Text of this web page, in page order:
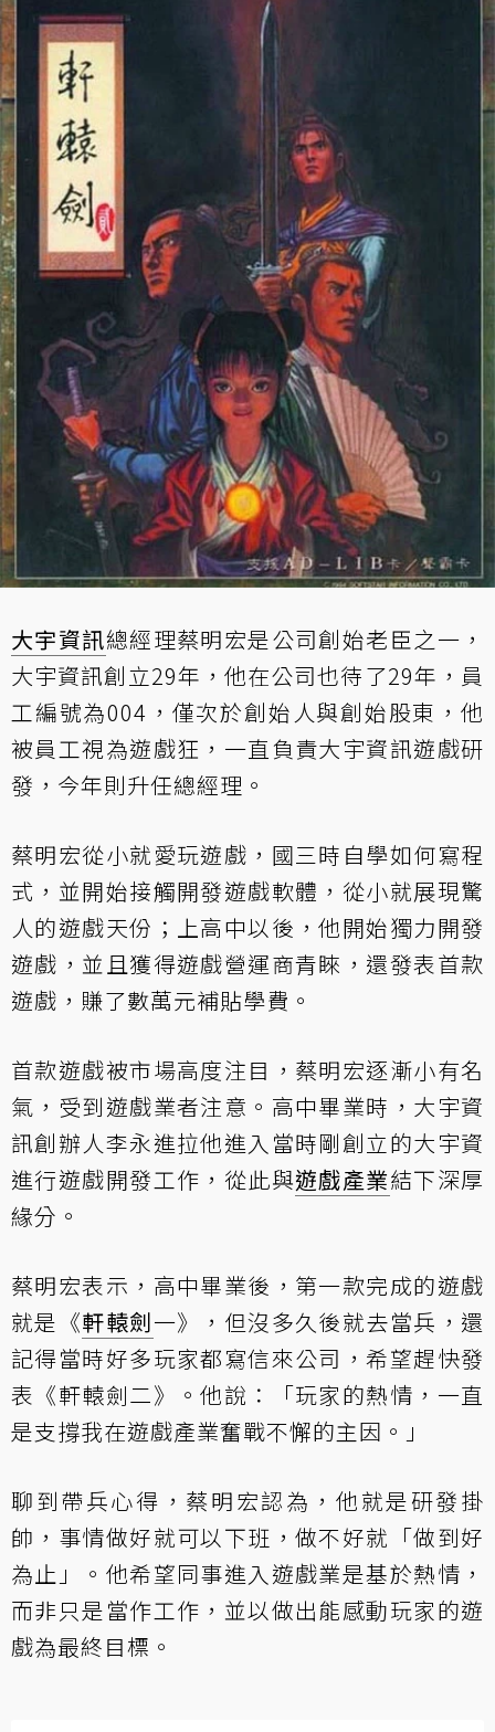
大宇資訊總經理蔡明宏是公司創始老臣之一，
大宇資訊創立29年，他在公司也待了29年，員
工編號為004，僅次於創始人與創始股東，他
被員工視為遊戲狂，一直負責大宇資訊遊戲研
發，今年則升任總經理。
蔡明宏從小就愛玩遊戲，國三時自學如何寫程
式，並開始接觸開發遊戲軟體，從小就展現驚
人的遊戲天份；上高中以後，他開始獨力開發
遊戲，並且獲得遊戲營運商青睞，還發表首款
遊戲，賺了數萬元補貼學費。
首款遊戲被市場高度注目，蔡明宏逐漸小有名
氣，受到遊戲業者注意。高中畢業時，大宇資
訊創辦人李永進拉他進入當時剛創立的大宇資
進行遊戲開發工作，從此與遊戲產業結下深厚
緣分。
蔡明宏表示，高中畢業後，第一款完成的遊戲
就是《軒轅劍一》，但沒多久後就去當兵，還
記得當時好多玩家都寫信來公司，希望趕快發
表《軒轅劍二》。他說：「玩家的熱情，一直
是支撐我在遊戲產業奮戰不懈的主因。」
聊到帶兵心得，蔡明宏認為，他就是研發掛
帥，事情做好就可以下班，做不好就「做到好
為止」。他希望同事進入遊戲業是基於熱情，
而非只是當作工作，並以做出能感動玩家的遊
戲為最終目標。